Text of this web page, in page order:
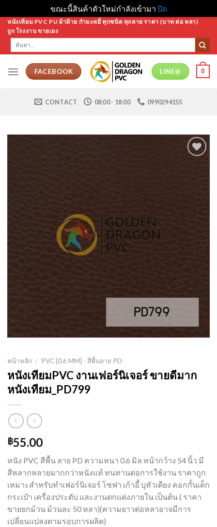
ขณะนี้สินค้าตัวใหม่กำลังเข้ามา ปิด
Skip
content
หนังเทียม PVC PU ผ้าฝ้าย กำมะหยี่ ทุกชนิด ทุกลาย ราคา (บาท ต่อ หลา)
ถูก โรงงาน ขายเอง
ค้นหา:
FACEBOOK LINE@ 0
CONTACT 08:00 - 18:00 0990294155
หน้าหลัก / PVC [0.6 MM] - สีพื้นลาย PD
หนังเทียมPVC งานเฟอร์นิเจอร์ ขายดีมาก
หนังเทียม_PD799
฿55.00
หนัง PVC สีพื้น ลาย PD ความหนา 0.6 มิล หน้ากว้าง 54 นิ้ว มี
สีหลากหลายมากกว่าหนังแท้ ทนทานต่อการใช้งาน ราคาถูก
เหมาะสำหรับทำเฟอร์นิเจอร์ โซฟา เก้าอี้ บุหัวเตียง คอกกั้นเด็ก
กระเป๋า เครื่องประดับ และงานตกแต่งภายใน เป็นต้น ( ราคา
ขายยกม้วน ม้วนละ 50 หลา)(ความยาวต่อหลาอาจมีการ
เปลี่ยนแปลงตามรอบการผลิต)